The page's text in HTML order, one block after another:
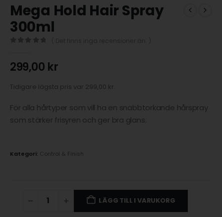
Mega Hold Hair Spray
300ml
299,00 kr
Tidigare lägsta pris var 299,00 kr
För alla hårtyper som vill ha en snabbtorkande hårspray
som stärker frisyren och ger bra glans.
Kategori: Control & Finish
LÄGG TILL I VARUKORG